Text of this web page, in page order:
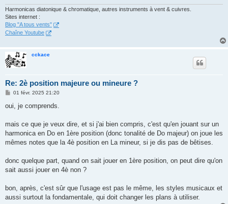
Harmonicas diatonique & chromatique, autres instruments à vent & cuivres.
Sites internet :
Blog "A tous vents"
Chaîne Youtube
cckace
Re: 2è position majeure ou mineure ?
M
s
g
01 févr. 2025 21:20
oui, je comprends.
mais ce que je veux dire, et si j'ai bien compris, c'est qu'en jouant sur un
harmonica en Do en 1ère position (donc tonalité de Do majeur) on joue les
mêmes notes que la 4è position en La mineur, si je dis pas de bêtises.
donc quelque part, quand on sait jouer en 1ère position, on peut dire qu'on
sait aussi jouer en 4è non ?
bon, après, c'est sûr que l'usage est pas le même, les styles musicaux et
aussi surtout la fondamentale, qui doit changer les plans à utiliser.